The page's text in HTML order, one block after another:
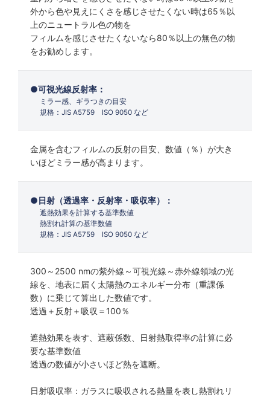
外から色や見えにくさを感じさせたくない時は65％以
上のニュートラル色の物を
フィルムを感じさせたくないなら80％以上の無色の物
をお勧めします。
可視光線反射率：
ミラー感、ギラつきの目安
規格：JIS A5759 ISO 9050 など
金属を含むフィルムの反射の目安、数値（％）が大き
いほどミラー感が高まります。
日射（透過率・反射率・吸収率）：
遮熱効果を計算する基準数値
熱割れ計算の基準数値
規格：JIS A5759 ISO 9050 など
300～2500 nmの紫外線～可視光線～赤外線領域の光
線を、地表に届く太陽熱のエネルギー分布（重課係
数）に乗じて算出した数値です。
透過＋反射＋吸収＝100％
遮熱効果を表す、遮蔽係数、日射熱取得率の計算に必
要な基準数値
透過の数値が小さいほど熱を遮断。
日射吸収率：ガラスに吸収される熱量を表し熱割れリ